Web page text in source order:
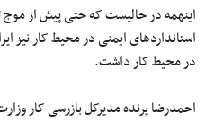
اینهمه در حالیست که حتی پیش از
استانداردهای ایمنی در محیط کار نیز
در محیط کار داشت.
احمدرضا پرنده مدیرکل بازرسی کار